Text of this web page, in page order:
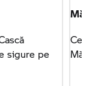
sigure pe
Cele